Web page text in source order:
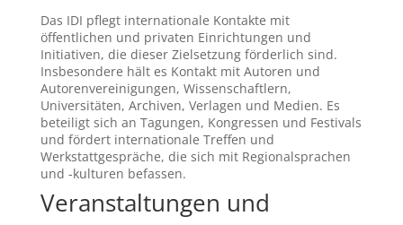
Das IDI pflegt internationale Kontakte mit
öffentlichen und privaten Einrichtungen und
Initiativen, die dieser Zielsetzung förderlich sind.
Insbesondere hält es Kontakt mit Autoren und
Autorenvereinigungen, Wissenschaftlern,
Universitäten, Archiven, Verlagen und Medien. Es
beteiligt sich an Tagungen, Kongressen und Festivals
und fördert internationale Treffen und
Werkstattgespräche, die sich mit Regionalsprachen
und -kulturen befassen.
Veranstaltungen und